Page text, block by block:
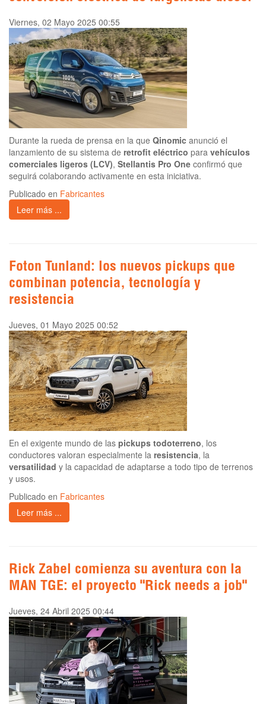
Viernes, 02 Mayo 2025 00:55
Durante la rueda de prensa en la que Qinomic anunció el
lanzamiento de su sistema de retrofit eléctrico para vehículos
comerciales ligeros (LCV), Stellantis Pro One confirmó que
seguirá colaborando activamente en esta iniciativa.
Publicado en Fabricantes
Leer más ...
Foton Tunland: los nuevos pickups que
combinan potencia, tecnología y
resistencia
Jueves, 01 Mayo 2025 00:52
En el exigente mundo de las pickups todoterreno, los
conductores valoran especialmente la resistencia, la
versatilidad y la capacidad de adaptarse a todo tipo de terrenos
y usos.
Publicado en Fabricantes
Leer más ...
Rick Zabel comienza su aventura con la
MAN TGE: el proyecto "Rick needs a job"
Jueves, 24 Abril 2025 00:44